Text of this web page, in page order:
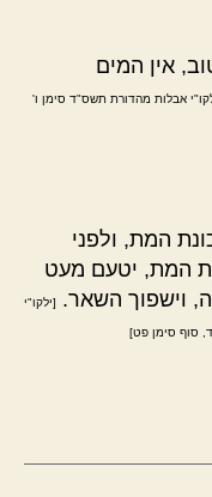
אין המים
אבלות מהדורת תשס"ד סימן ו'
המת, ולפני
המת, יטעם מעט
וישפוך השאר.
[ילקו"י
סוף סימן פט]